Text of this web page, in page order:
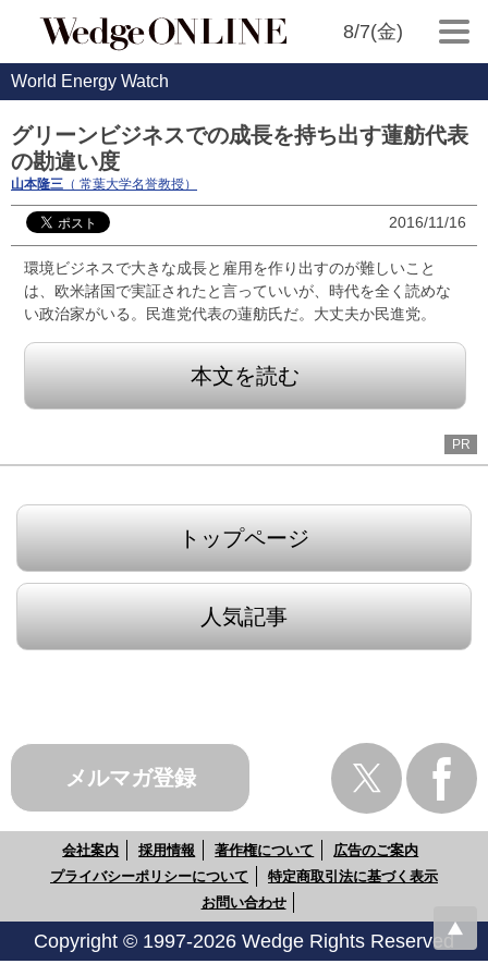
8/7(金)
World Energy Watch
グリーンビジネスでの成長を持ち出す蓮舫代表
の勘違い度
山本隆三 （ 常葉大学名誉教授）
2016/11/16
環境ビジネスで大きな成長と雇用を作り出すのが難しいこと
は、欧米諸国で実証されたと言っていいが、時代を全く読めな
い政治家がいる。民進党代表の蓮舫氏だ。大丈夫か民進党。
本文を読む
PR
トップページ
人気記事
メルマガ登録
会社案内 採用情報 著作権について
広告のご案内
プライバシーポリシーについて
特定商取引法に基づく表示
お問い合わせ
Copyright © 1997-2026 Wedge Rights Reserved